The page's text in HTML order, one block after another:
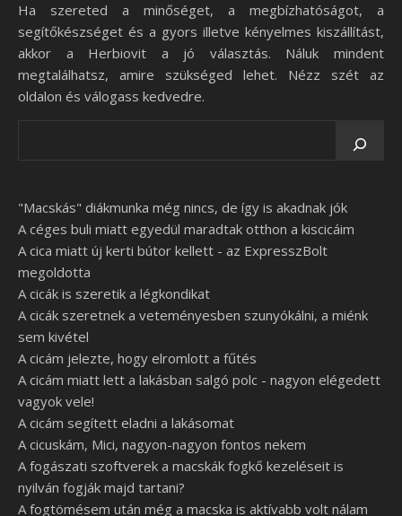
Ha szereted a minőséget, a megbízhatóságot, a
segítőkészséget és a gyors illetve kényelmes kiszállítást,
akkor a Herbiovit a jó választás. Náluk mindent
megtalálhatsz, amire szükséged lehet. Nézz szét az
oldalon és válogass kedvedre.
"Macskás" diákmunka még nincs, de így is akadnak jók
A céges buli miatt egyedül maradtak otthon a kiscicáim
A cica miatt új kerti bútor kellett - az ExpresszBolt
megoldotta
A cicák is szeretik a légkondikat
A cicák szeretnek a veteményesben szunyókálni, a miénk
sem kivétel
A cicám jelezte, hogy elromlott a fűtés
A cicám miatt lett a lakásban salgó polc - nagyon elégedett
vagyok vele!
A cicám segített eladni a lakásomat
A cicuskám, Mici, nagyon-nagyon fontos nekem
A fogászati szoftverek a macskák fogkő kezeléseit is
nyilván fogják majd tartani?
A fogtömésem után még a macska is aktívabb volt nálam